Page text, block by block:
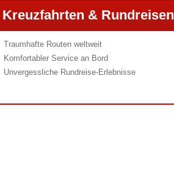
Kreuzfahrten & Rundreisen
Traumhafte Routen weltweit
Komfortabler Service an Bord
Unvergessliche Rundreise-Erlebnisse